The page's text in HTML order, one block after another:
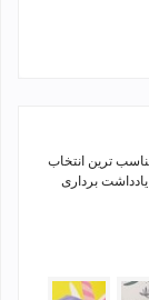
ترین انتخاب
برداری
717806